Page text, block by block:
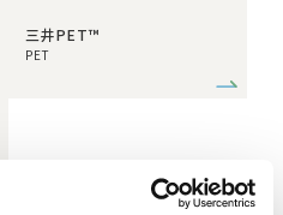
三井PET™
PET